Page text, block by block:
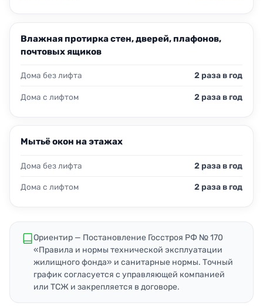
Влажная протирка стен, дверей, плафонов,
почтовых ящиков
Дома без лифта 2 раза в год
Дома с лифтом 2 раза в год
Мытьё окон на этажах
Дома без лифта 2 раза в год
Дома с лифтом 2 раза в год
Ориентир — Постановление Госстроя РФ № 170
«Правила и нормы технической эксплуатации
жилищного фонда» и санитарные нормы. Точный
график согласуется с управляющей компанией
или ТСЖ и закрепляется в договоре.